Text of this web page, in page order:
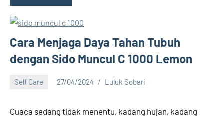
Cara Menjaga Daya Tahan Tubuh
dengan Sido Muncul C 1000 Lemon
Self Care 27/04/2024 Luluk Sobari
Cuaca sedang tidak menentu, kadang hujan, kadang